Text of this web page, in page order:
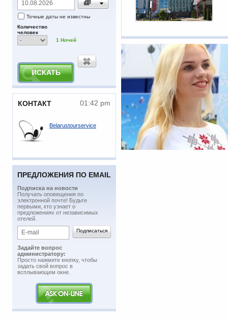
Точные даты не известны
Количество
человек
1 Ночей
КОНТАКТ 01:42 pm
Belarustourservice
ПРЕДЛОЖЕНИЯ ПО EMAIL
Подписка на новости
​Получать оповещения по
электронной почте! Будьте
первыми, кто узнает о
предложениях от независимых
отелей.
Задайте вопрос
администратору:
Просто нажмите кнопку, чтобы
задать свой вопрос в
всплывающем окне.